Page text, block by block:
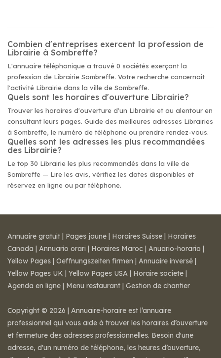
Combien d'entreprises exercent la profession de
Librairie à Sombreffe?
L'annuaire téléphonique a trouvé 0 sociétés exerçant la
profession de Librairie Sombreffe. Votre recherche concernait
l'activité Librairie dans la ville de Sombreffe.
Quels sont les horaires d'ouverture Librairie?
Trouver les horaires d'ouverture d'un Librairie et au alentour en
consultant leurs pages. Guide des meilleures adresses Librairies
à Sombreffe, le numéro de téléphone ou prendre rendez-vous.
Quelles sont les adresses les plus recommandées
des Librairie?
Le top 30 Librairie les plus recommandés dans la ville de
Sombreffe — Lire les avis, vérifiez les dates disponibles et
réservez en ligne ou par téléphone.
Annuaire gratuit | Pages jaune | Horaires Suisse | Horaires
Canada | Annuario orari | Horaires Maroc | Anuario-horario |
Yellow Pages | Oeffnungszeiten firmen | Annuaire inversé |
Yellow Pages UK | Yellow Pages USA | Horaire societe |
Agenda en ligne | Menu restaurant | Gestion de chantier
Copyright © 2026 | Annuaire-horaire est l’annuaire
professionnel qui vous aide à trouver les horaires d’ouverture
et fermeture des adresses professionnelles. Besoin d'une
adresse, d'un numéro de téléphone, les heures d’ouverture,